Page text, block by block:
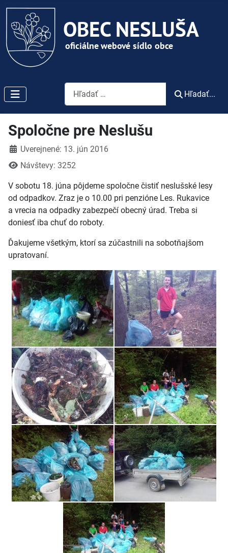
Vyhľadávanie
Hľadať...
Spoločne pre Neslušu
DetailyUverejnené: 13. jún 2016
Návštevy: 3252
V sobotu 18. júna pôjdeme spoločne čistiť neslušské lesy
od odpadkov. Zraz je o 10.00 pri penzióne Les. Rukavice
a vrecia na odpadky zabezpečí obecný úrad. Treba si
doniesť iba chuť do roboty.
Ďakujeme všetkým, ktorí sa zúčastnili na sobotňajšom
upratovaní.